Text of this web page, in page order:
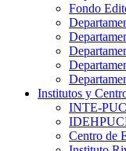
Fondo
Institutos y
INTE-
Centro de